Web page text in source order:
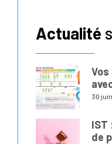
Actualité
30
IST
de